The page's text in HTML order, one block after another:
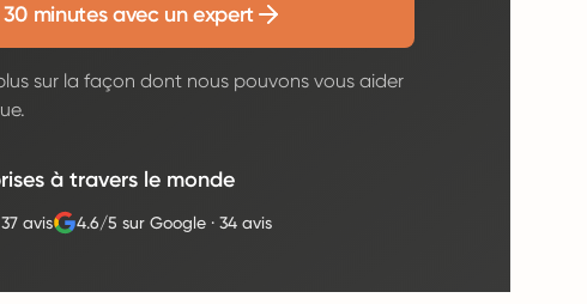
minutes avec un expert
sur la façon dont nous pouvons vous aider
à travers le monde
37 avis 4.6/5 sur Google ·34 avis